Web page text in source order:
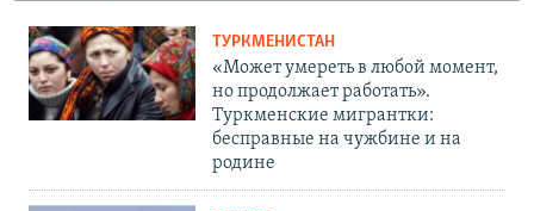
ТУРКМЕНИСТАН
«Может умереть в любой момент,
но продолжает работать».
Туркменские мигрантки:
бесправные на чужбине и на
родине